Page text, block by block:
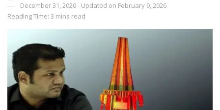
December 31, 2020 - Updated on February 9, 2026
Reading Time: 3 mins read